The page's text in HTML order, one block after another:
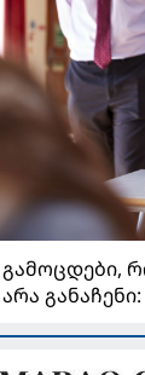
რჩევები
გამოცდები,
არა